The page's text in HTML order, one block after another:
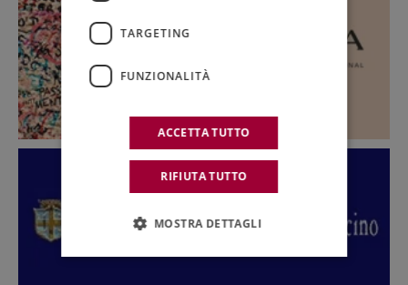
TARGETING
FUNZIONALITÀ
ACCETTA TUTTO
RIFIUTA TUTTO
MOSTRA DETTAGLI